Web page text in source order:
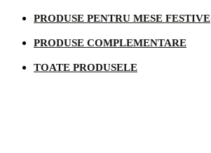
PRODUSE PENTRU MESE FESTIVE
PRODUSE COMPLEMENTARE
TOATE PRODUSELE